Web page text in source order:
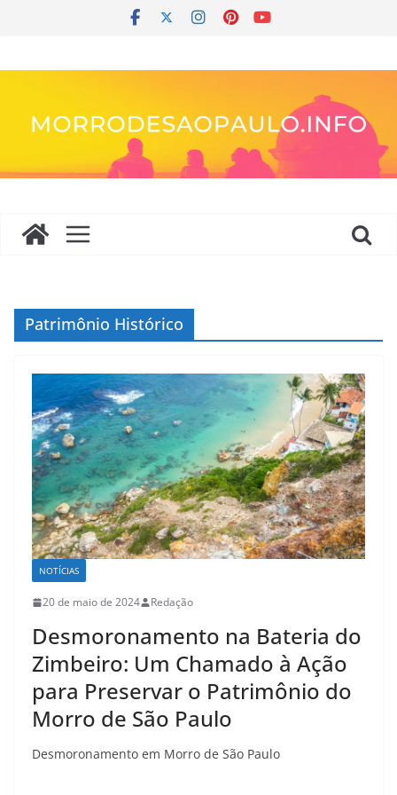
Patrimônio Histórico
NOTÍCIAS
20 de maio de 2024 Redação
Desmoronamento na Bateria do
Zimbeiro: Um Chamado à Ação
para Preservar o Patrimônio do
Morro de São Paulo
Desmoronamento em Morro de São Paulo